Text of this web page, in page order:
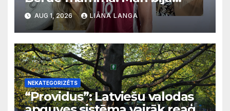
svarīgi, lai bērni apgūst
latviešu valodu
AUG 1, 2026 LIĀNA LANGA
NEKATEGORIZĒTS
“Providus”: Latviešu valodas